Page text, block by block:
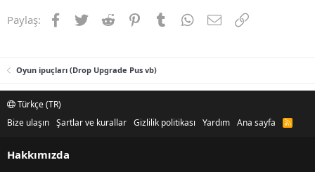
Paylaş: Facebook
TwitterReddit PinterestTumblrWhatsApp
E-postaLink
Oyun ipuçları (Drop Upgrade Pus vb)
Türkçe (TR)
Bize ulaşın Şartlar ve kurallar Gizlilik politikası Yardım Ana sayfa
R
Hakkımızda